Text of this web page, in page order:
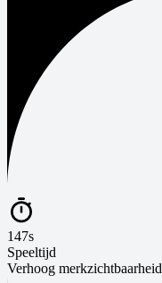
147s
Speeltijd
Verhoog merkzichtbaarheid